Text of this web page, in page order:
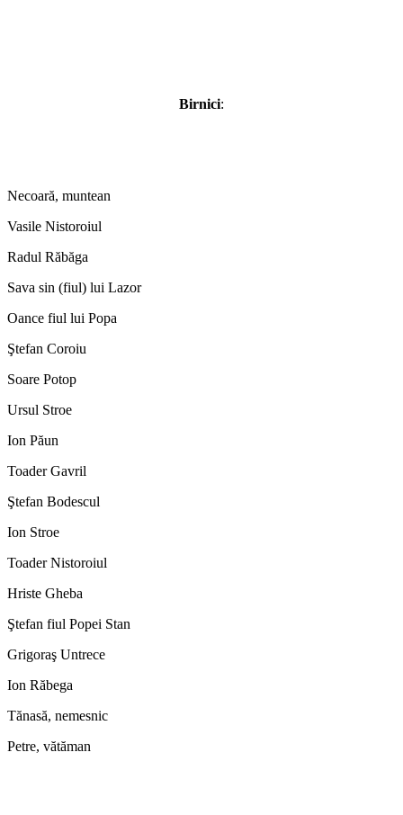
Birnici:
Necoară, muntean
Vasile Nistoroiul
Radul Răbăga
Sava sin (fiul) lui Lazor
Oance fiul lui Popa
Ştefan Coroiu
Soare Potop
Ursul Stroe
Ion Păun
Toader Gavril
Ştefan Bodescul
Ion Stroe
Toader Nistoroiul
Hriste Gheba
Ştefan fiul Popei Stan
Grigoraş Untrece
Ion Răbega
Tănasă, nemesnic
Petre, vătăman